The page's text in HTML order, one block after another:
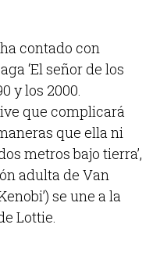
contado con
‘El señor de los
y los 2000.
que complicará
que ella ni
metros bajo tierra’,
adulta de Van
se une a la
Lottie.